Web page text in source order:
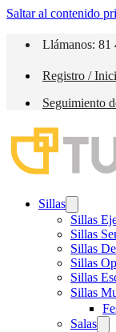
Saltar al contenido
Llámanos: 81
Registro /
Seguimiento
Sillas
Sillas
Sillas
Sillas
Sillas
Sillas
Sillas
Salas